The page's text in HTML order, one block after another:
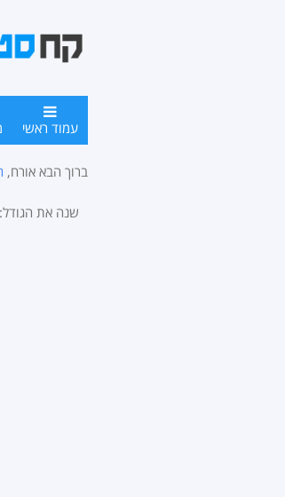
עמוד ראשי
ברוך הבא אורח,
שנה את הגודל: